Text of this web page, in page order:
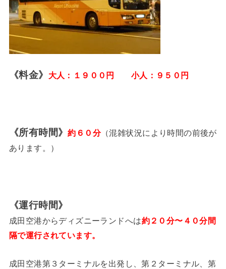
《料金》 大人：１９００円 小人：９５０円
《所有時間》約６０分（混雑状況により時間の前後が
あります。）
《運行時間》
成田空港からディズニーランドへは約２０分〜４０分間
隔で運行されています。
成田空港第３ターミナルを出発し、第２ターミナル、第